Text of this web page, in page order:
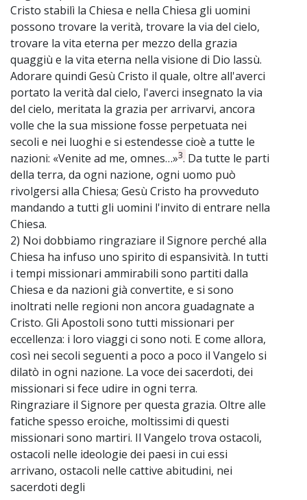
Cristo stabilì la Chiesa e nella Chiesa gli uomini
possono trovare la verità, trovare la via del cielo,
trovare la vita eterna per mezzo della grazia
quaggiù e la vita eterna nella visione di Dio lassù.
Adorare quindi Gesù Cristo il quale, oltre all'averci
portato la verità dal cielo, l'averci insegnato la via
del cielo, meritata la grazia per arrivarvi, ancora
volle che la sua missione fosse perpetuata nei
secoli e nei luoghi e si estendesse cioè a tutte le
nazioni: «Venite ad me, omnes…»3. Da tutte le parti
della terra, da ogni nazione, ogni uomo può
rivolgersi alla Chiesa; Gesù Cristo ha provveduto
mandando a tutti gli uomini l'invito di entrare nella
Chiesa.
2) Noi dobbiamo ringraziare il Signore perché alla
Chiesa ha infuso uno spirito di espansività. In tutti
i tempi missionari ammirabili sono partiti dalla
Chiesa e da nazioni già convertite, e si sono
inoltrati nelle regioni non ancora guadagnate a
Cristo. Gli Apostoli sono tutti missionari per
eccellenza: i loro viaggi ci sono noti. E come allora,
così nei secoli seguenti a poco a poco il Vangelo si
dilatò in ogni nazione. La voce dei sacerdoti, dei
missionari si fece udire in ogni terra.
Ringraziare il Signore per questa grazia. Oltre alle
fatiche spesso eroiche, moltissimi di questi
missionari sono martiri. Il Vangelo trova ostacoli,
ostacoli nelle ideologie dei paesi in cui essi
arrivano, ostacoli nelle cattive abitudini, nei
sacerdoti degli